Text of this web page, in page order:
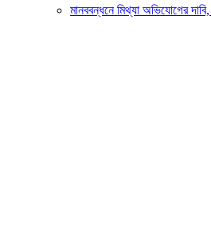
মানববন্ধনে মিথ্যা অভিযোগের দাবি,